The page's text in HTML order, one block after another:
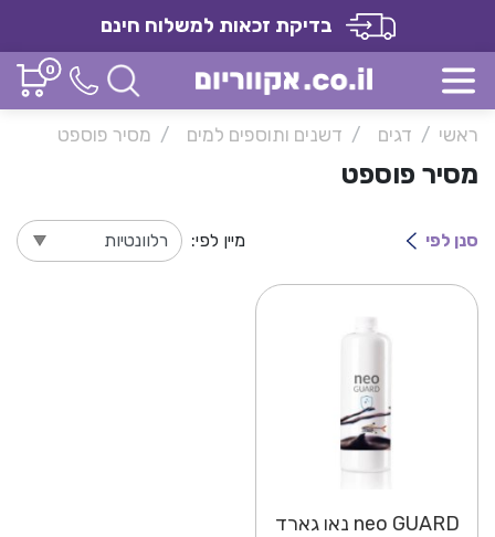
בדיקת זכאות למשלוח חינם
0
ראשי דגים דשנים ותוספים למים מסיר פוספט
מסיר פוספט
סנן לפי מיין לפי:
neo GUARD נאו גארד